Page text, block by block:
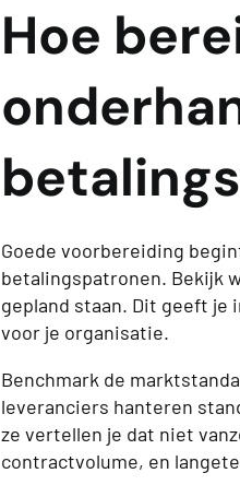
Hoe
Goede voorbereiding
betalingspatronen. Bekijk
gepland staan. Dit geeft je
voor je organisatie.
Benchmark de
leveranciers hanteren
ze vertellen je dat niet
contractvolume, en